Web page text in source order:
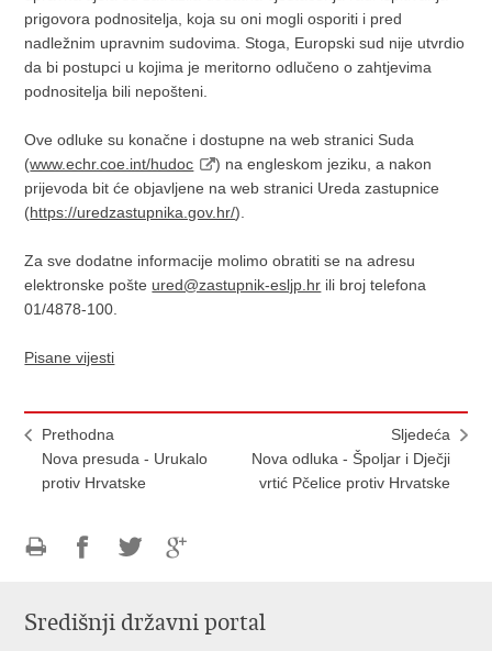
prigovora podnositelja, koja su oni mogli osporiti i pred
nadležnim upravnim sudovima. Stoga, Europski sud nije utvrdio
da bi postupci u kojima je meritorno odlučeno o zahtjevima
podnositelja bili nepošteni.
Ove odluke su konačne i dostupne na web stranici Suda
(www.echr.coe.int/hudoc
) na engleskom jeziku, a nakon
prijevoda bit će objavljene na web stranici Ureda zastupnice
(https://uredzastupnika.gov.hr/).
Za sve dodatne informacije molimo obratiti se na adresu
elektronske pošte ured@zastupnik-esljp.hr ili broj telefona
01/4878-100.
Pisane vijesti
Prethodna
Nova presuda - Urukalo
protiv Hrvatske
Sljedeća
Nova odluka - Špoljar i Dječji
vrtić Pčelice protiv Hrvatske
FacebookuTwitteruGoogle
Središnji državni portal